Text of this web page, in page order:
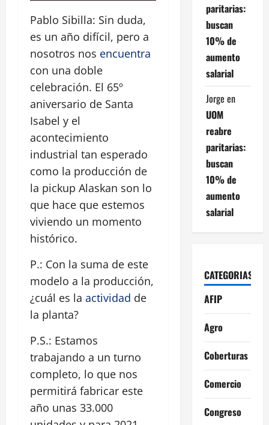
Pablo Sibilla: Sin duda,
es un año difícil, pero a
nosotros nos encuentra
con una doble
celebración. El 65º
aniversario de Santa
Isabel y el
acontecimiento
industrial tan esperado
como la producción de
la pickup Alaskan son lo
que hace que estemos
viviendo un momento
histórico.
P.: Con la suma de este
modelo a la producción,
¿cuál es la actividad de
la planta?
P.S.: Estamos
trabajando a un turno
completo, lo que nos
permitirá fabricar este
año unas 33.000
paritarias:
buscan
10% de
aumento
salarial
Jorge en
UOM
reabre
paritarias:
buscan
10% de
aumento
salarial
CATEGORIAS
AFIP
Agro
Coberturas
Comercio
Congreso